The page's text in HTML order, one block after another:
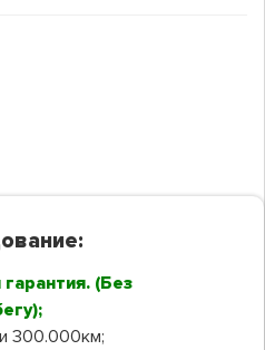
(Без
300.000км;